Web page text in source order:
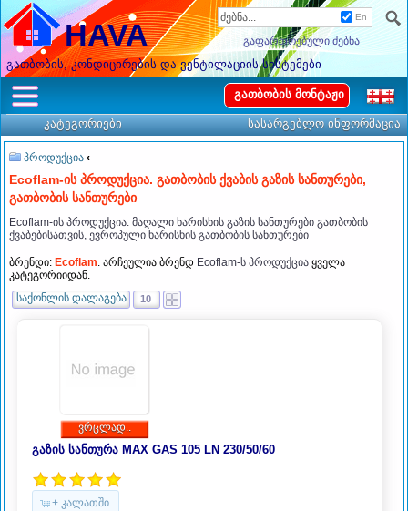
En
გაფართოებული ძებნა
HAVA
გათბობის, კონდიცირების და ვენტილაციის სისტემები
პროდუქცია ‹
Ecoflam-ის პროდუქცია. გათბობის ქვაბის გაზის სანთურები,
გათბობის სანთურები
Ecoflam-ის პროდუქცია. მაღალი ხარისხის გაზის სანთურები გათბობის
ქვაბებისათვის, ევროპული ხარისხის გათბობის სანთურები
ბრენდი: Ecoflam. არჩეულია ბრენდ Ecoflam-ს პროდუქცია ყველა
კატეგორიიდან.
საქონლის დალაგება
10
ვრცლად..
გაზის სანთურა MAX GAS 105 LN 230/50/60
+ კალათში
სასარგებლო ინფორმაცია
კატეგორიები
გათბობის მონტაჟი